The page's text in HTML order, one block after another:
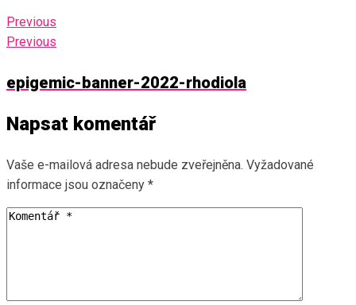
Previous
Previous
epigemic-banner-2022-rhodiola
Napsat komentář
Vaše e-mailová adresa nebude zveřejněna. Vyžadované
informace jsou označeny *